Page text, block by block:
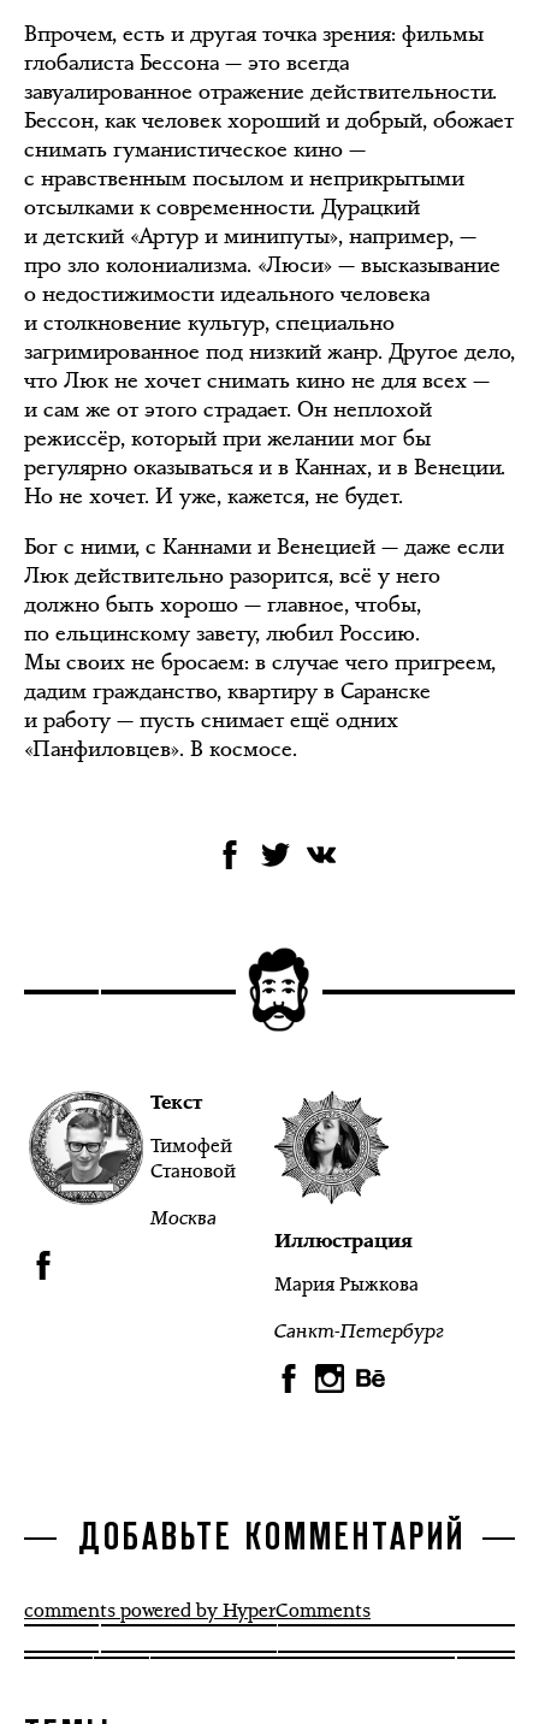
Впрочем, есть и другая точка зрения: фильмы
глобалиста Бессона — это всегда
завуалированное отражение действительности.
Бессон, как человек хороший и добрый, обожает
снимать гуманистическое кино —
с нравственным посылом и неприкрытыми
отсылками к современности. Дурацкий
и детский «Артур и минипуты», например, —
про зло колониализма. «Люси» — высказывание
о недостижимости идеального человека
и столкновение культур, специально
загримированное под низкий жанр. Другое дело,
что Люк не хочет снимать кино не для всех —
и сам же от этого страдает. Он неплохой
режиссёр, который при желании мог бы
регулярно оказываться и в Каннах, и в Венеции.
Но не хочет. И уже, кажется, не будет.
Бог с ними, с Каннами и Венецией — даже если
Люк действительно разорится, всё у него
должно быть хорошо — главное, чтобы,
по ельцинскому завету, любил Россию.
Мы своих не бросаем: в случае чего пригреем,
дадим гражданство, квартиру в Саранске
и работу — пусть снимает ещё одних
«Панфиловцев». В космосе.
Текст
Тимофей
Становой
Москва
Иллюстрация
Мария Рыжкова
Санкт-Петербург
ДОБАВЬТЕ КОММЕНТАРИЙ
comments powered by HyperComments